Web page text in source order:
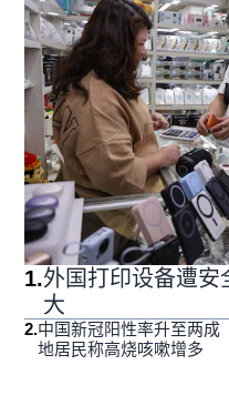
1.外国打印设备遭
大
2.中国新冠阳性率升至两
地居民称高烧咳嗽增多